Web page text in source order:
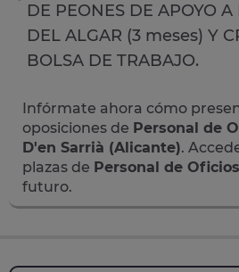
DE PEONES DE APOYO A
DEL ALGAR (3 meses) Y
BOLSA DE TRABAJO.
Infórmate ahora cómo
oposiciones de Personal de
D'en Sarrià (Alicante).
plazas de Personal de Oficios
futuro.